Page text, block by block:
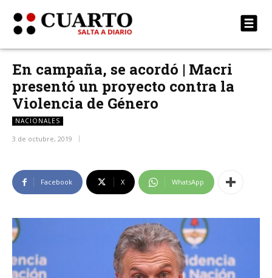
En campaña, se acordó | Macri
presentó un proyecto contra la
Violencia de Género
NACIONALES
3 de octubre, 2019
Facebook X WhatsApp